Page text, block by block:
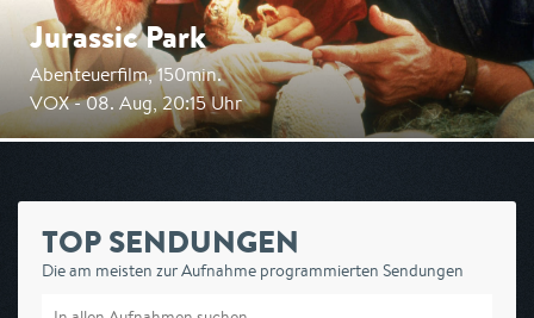
Jurassic Park
Abenteuerfilm, 150min.
VOX - 08. Aug, 20:15 Uhr
TOP SENDUNGEN
Die am meisten zur Aufnahme programmierten Sendungen